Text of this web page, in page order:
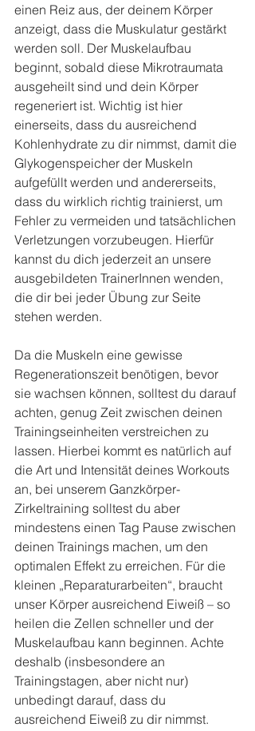
einen Reiz aus, der deinem Körper
anzeigt, dass die Muskulatur gestärkt
werden soll. Der Muskelaufbau
beginnt, sobald diese Mikrotraumata
ausgeheilt sind und dein Körper
regeneriert ist. Wichtig ist hier
einerseits, dass du ausreichend
Kohlenhydrate zu dir nimmst, damit die
Glykogenspeicher der Muskeln
aufgefüllt werden und andererseits,
dass du wirklich richtig trainierst, um
Fehler zu vermeiden und tatsächlichen
Verletzungen vorzubeugen. Hierfür
kannst du dich jederzeit an unsere
ausgebildeten TrainerInnen wenden,
die dir bei jeder Übung zur Seite
stehen werden.
Da die Muskeln eine gewisse
Regenerationszeit benötigen, bevor
sie wachsen können, solltest du darauf
achten, genug Zeit zwischen deinen
Trainingseinheiten verstreichen zu
lassen. Hierbei kommt es natürlich auf
die Art und Intensität deines Workouts
an, bei unserem Ganzkörper-
Zirkeltraining solltest du aber
mindestens einen Tag Pause zwischen
deinen Trainings machen, um den
optimalen Effekt zu erreichen. Für die
kleinen „Reparaturarbeiten“, braucht
unser Körper ausreichend Eiweiß – so
heilen die Zellen schneller und der
Muskelaufbau kann beginnen. Achte
deshalb (insbesondere an
Trainingstagen, aber nicht nur)
unbedingt darauf, dass du
ausreichend Eiweiß zu dir nimmst.